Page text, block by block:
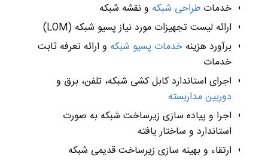
خدماتطراحی شبکه و نقشه شبکه
ارائه لیست تجهیزات مورد نیاز پسیو شبکه (LOM)
برآورد هزینهخدمات پسیو شبکه و ارائه تعرفه ثابت
خدمات
اجرای استاندارد کابل کشی شبکه، تلفن، برق و
دوربین مداربسته
اجرا و پیاده سازی زیرساخت شبکه به صورت
استاندارد و ساختار یافته
ارتقاء و بهینه سازی زیرساخت قدیمی شبکه